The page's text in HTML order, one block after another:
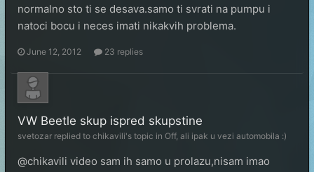
normalno sto ti se desava.samo ti svrati na pumpu i
natoci bocu i neces imati nikakvih problema.
June 12, 2012 23 replies
VW Beetle skup ispred skupstine
svetozar replied to chikavili's topic in Off, ali ipak u vezi automobila :)
@chikavili video sam ih samo u prolazu,nisam imao